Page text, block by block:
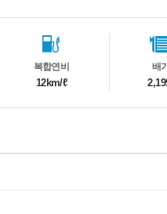
복합연비
12km/ℓ
배